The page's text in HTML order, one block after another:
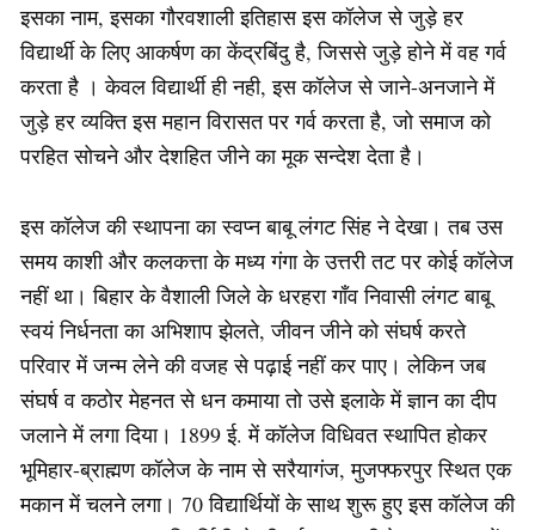
इसका नाम, इसका गौरवशाली इतिहास इस कॉलेज से जुड़े हर
विद्यार्थी के लिए आकर्षण का केंद्रबिंदु है, जिससे जुड़े होने में वह गर्व
करता है । केवल विद्यार्थी ही नही, इस कॉलेज से जाने-अनजाने में
जुड़े हर व्यक्ति इस महान विरासत पर गर्व करता है, जो समाज को
परहित सोचने और देशहित जीने का मूक सन्देश देता है।
इस कॉलेज की स्थापना का स्वप्न बाबू लंगट सिंह ने देखा। तब उस
समय काशी और कलकत्ता के मध्य गंगा के उत्तरी तट पर कोई कॉलेज
नहीं था। बिहार के वैशाली जिले के धरहरा गाँव निवासी लंगट बाबू
स्वयं निर्धनता का अभिशाप झेलते, जीवन जीने को संघर्ष करते
परिवार में जन्म लेने की वजह से पढ़ाई नहीं कर पाए। लेकिन जब
संघर्ष व कठोर मेहनत से धन कमाया तो उसे इलाके में ज्ञान का दीप
जलाने में लगा दिया। 1899 ई. में कॉलेज विधिवत स्थापित होकर
भूमिहार-ब्राह्मण कॉलेज के नाम से सरैयागंज, मुजफ्फरपुर स्थित एक
मकान में चलने लगा। 70 विद्यार्थियों के साथ शुरू हुए इस कॉलेज की